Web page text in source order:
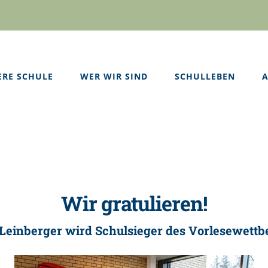
SCHULE WER WIR SIND SCHULLEBEN
Wir gratulieren!
wird Schulsieger des